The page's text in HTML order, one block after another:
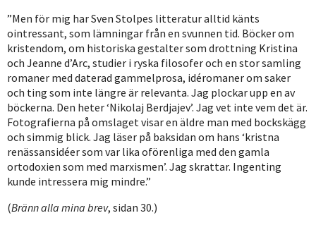
”Men för mig har Sven Stolpes litteratur alltid känts
ointressant, som lämningar från en svunnen tid. Böcker om
kristendom, om historiska gestalter som drottning Kristina
och Jeanne d’Arc, studier i ryska filosofer och en stor samling
romaner med daterad gammelprosa, idéromaner om saker
och ting som inte längre är relevanta. Jag plockar upp en av
böckerna. Den heter ‘Nikolaj Berdjajev’. Jag vet inte vem det är.
Fotografierna på omslaget visar en äldre man med bockskägg
och simmig blick. Jag läser på baksidan om hans ‘kristna
renässansidéer som var lika oförenliga med den gamla
ortodoxien som med marxismen’. Jag skrattar. Ingenting
kunde intressera mig mindre.”
(Bränn alla mina brev, sidan 30.)